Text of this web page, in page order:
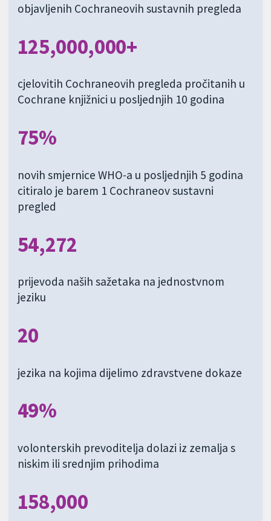
objavljenih Cochraneovih sustavnih pregleda
125,000,000+
cjelovitih Cochraneovih pregleda pročitanih u
Cochrane knjižnici u posljednjih 10 godina
75%
novih smjernice WHO-a u posljednjih 5 godina
citiralo je barem 1 Cochraneov sustavni
pregled
54,272
prijevoda naših sažetaka na jednostvnom
jeziku
20
jezika na kojima dijelimo zdravstvene dokaze
49%
volonterskih prevoditelja dolazi iz zemalja s
niskim ili srednjim prihodima
158,000